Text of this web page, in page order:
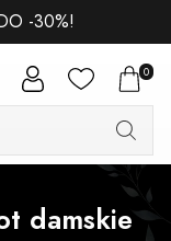
-30%!
0
damskie